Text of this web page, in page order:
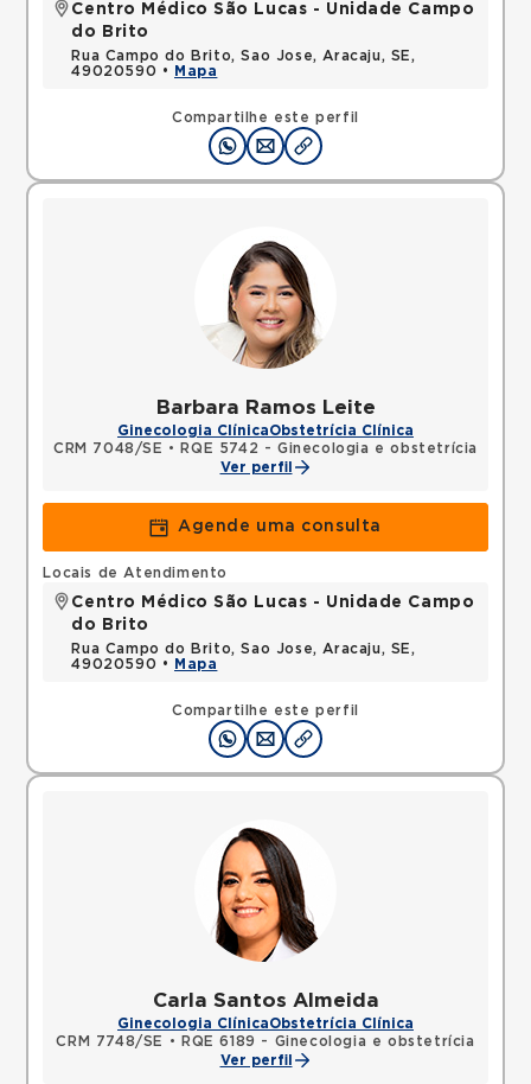
Compartilhe este perfil
Centro Médico São Lucas - Unidade Campo
do Brito
Rua Campo do Brito, Sao Jose, Aracaju, SE,
49020590 •
Mapa
Barbara Ramos Leite
Ginecologia ClínicaObstetrícia Clínica
CRM 7048/SE •
RQE 5742 - Ginecologia e obstetrícia
Ver perfil
Agende uma consulta
Compartilhe este perfil
Locais de Atendimento
Centro Médico São Lucas - Unidade Campo
do Brito
Rua Campo do Brito, Sao Jose, Aracaju, SE,
49020590 •
Mapa
Carla Santos Almeida
Ginecologia ClínicaObstetrícia Clínica
CRM 7748/SE
•
RQE 6189 - Ginecologia e obstetrícia
Ver perfil